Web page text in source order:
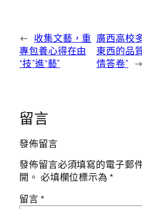
← 收集文藝，重
專包養心得在由
“技”進“藝”
廣西高校
東西的品
情答卷” →
留言
發佈留言
發佈留言必須填寫的電子郵
開。 必填欄位標示為*
留言*